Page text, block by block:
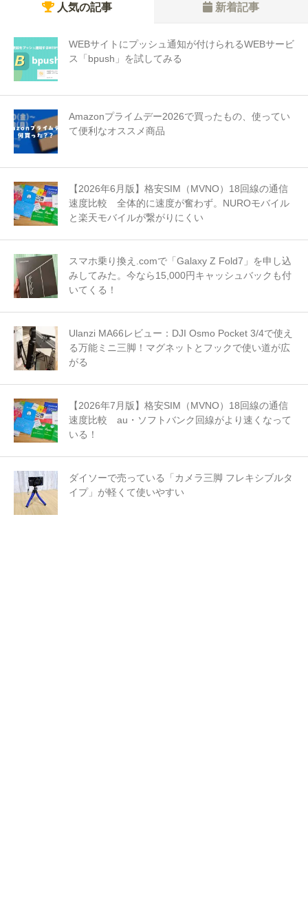
人気の記事 新着記事
WEBサイトにプッシュ通知が付けられるWEBサービ
ス「bpush」を試してみる
Amazonプライムデー2026で買ったもの、使ってい
て便利なオススメ商品
【2026年6月版】格安SIM（MVNO）18回線の通信
速度比較 全体的に速度が奮わず。NUROモバイル
と楽天モバイルが繋がりにくい
スマホ乗り換え.comで「Galaxy Z Fold7」を申し込
みしてみた。今なら15,000円キャッシュバックも付
いてくる！
Ulanzi MA66レビュー：DJI Osmo Pocket 3/4で使え
る万能ミニ三脚！マグネットとフックで使い道が広
がる
【2026年7月版】格安SIM（MVNO）18回線の通信
速度比較 au・ソフトバンク回線がより速くなって
いる！
ダイソーで売っている「カメラ三脚 フレキシブルタ
イプ」が軽くて使いやすい